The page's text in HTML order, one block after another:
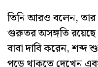
তিনি আরও বলেন, তার
গুরুতর অসঙ্গতি
বাবা দাবি করেন, শব্দ